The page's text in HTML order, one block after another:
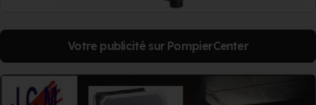
Votre publicité sur PompierCenter